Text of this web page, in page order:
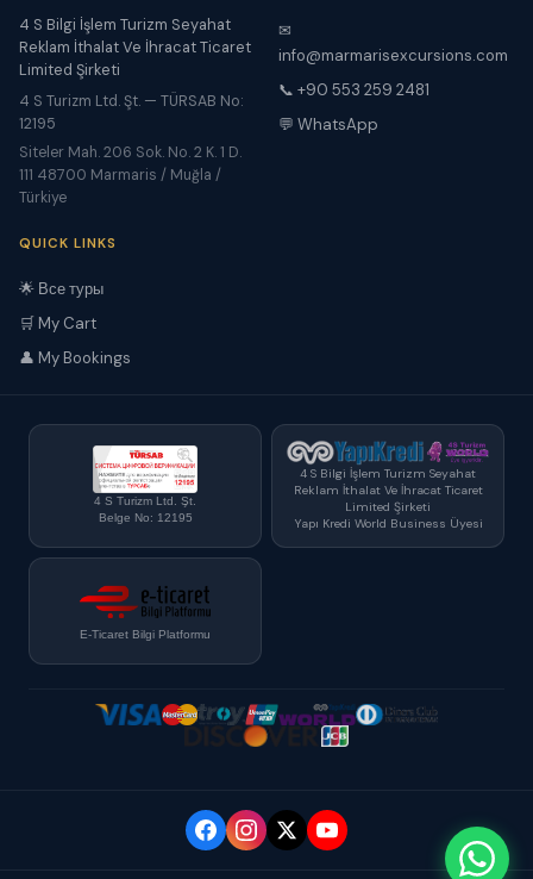
4 S Bilgi İşlem Turizm Seyahat
Reklam İthalat Ve İhracat Ticaret
Limited Şirketi
4 S Turizm Ltd. Şt. — TÜRSAB No:
12195
Siteler Mah. 206 Sok. No. 2 K. 1 D.
111 48700 Marmaris / Muğla /
Türkiye
✉
info@marmarisexcursions.com
📞 +90 553 259 2481
💬 WhatsApp
QUICK LINKS
🌟 Все туры
🛒 My Cart
👤 My Bookings
4 S Turizm Ltd. Şt.
Belge No: 12195
4 S Bilgi İşlem Turizm Seyahat
Reklam İthalat Ve İhracat Ticaret
Limited Şirketi
Yapı Kredi World Business Üyesi
E-Ticaret Bilgi Platformu